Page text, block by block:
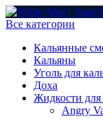
Все категории
Кальянные
Кальяны
Уголь для
Доха
Жидкости
Angry